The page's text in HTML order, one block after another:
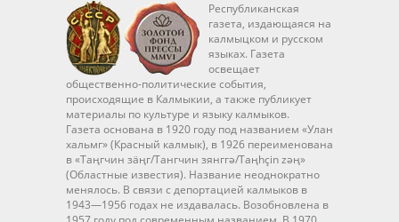
Республиканская
газета, издающаяся на
калмыцком и русском
языках. Газета
освещает
общественно-политические события,
происходящие в Калмыкии, а также публикует
материалы по культуре и языку калмыков.
Газета основана в 1920 году под названием «Улан
хальмг» (Красный калмык), в 1926 переименована
в «Таңгчин зäңг/Тангчин зянггә/Taңhçin zәң»
(Областные известия). Название неоднократно
менялось. В связи с депортацией калмыков в
1943—1956 годах не издавалась. Возобновлена в